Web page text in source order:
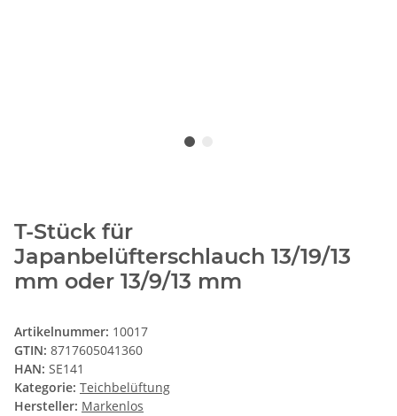
T-Stück für
Japanbelüfterschlauch 13/19/13
mm oder 13/9/13 mm
Artikelnummer: 10017
GTIN: 8717605041360
HAN: SE141
Kategorie: Teichbelüftung
Hersteller: Markenlos